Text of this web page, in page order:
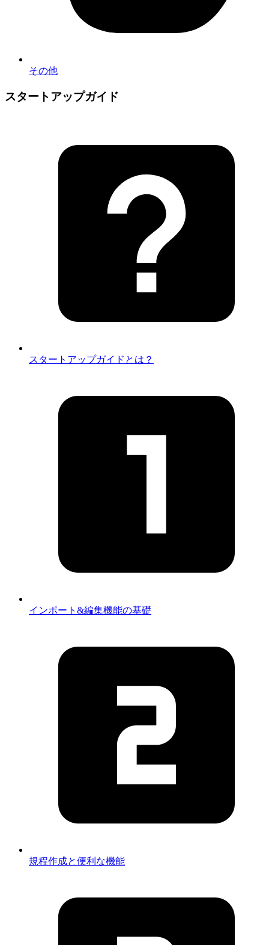
その他
スタートアップガイド
スタートアップガイドとは？
インポート&編集機能の基礎
規程作成と便利な機能